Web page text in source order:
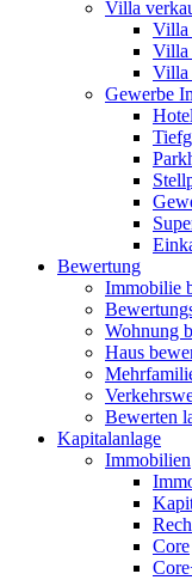
Villa
Villa
Villa
Villa
Gewerbe
Bewertung
Immobilie
Wohnung
Haus
Bewerten
Kapitalanlage
Immobilien
Core